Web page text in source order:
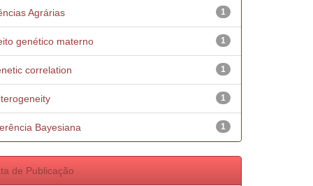
1
Agrárias
1
genético materno
1
correlation
1
1
Bayesiana
de Publicação